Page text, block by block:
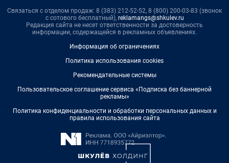
Связаться с отделом продаж: 8 (383) 212-52-52, 8 (800) 200-03-83 (звонок
с сотового бесплатный), reklamangs@shkulev.ru
Редакция сайта не несет ответственности за достоверность
информации, содержащейся в рекламных объявлениях.
Информация об ограничениях
Политика использования cookies
Рекомендательные системы
Пользовательское соглашение сервиса «Подписка без баннерной
рекламы»
Политика конфиденциальности и обработки персональных данных и
правила использования сайта